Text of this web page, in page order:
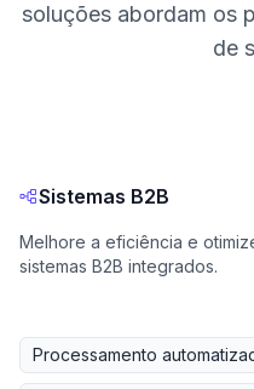
soluções abordam os
de
Sistemas B2B
Melhore a eficiência e
sistemas B2B integrados.
Processamento